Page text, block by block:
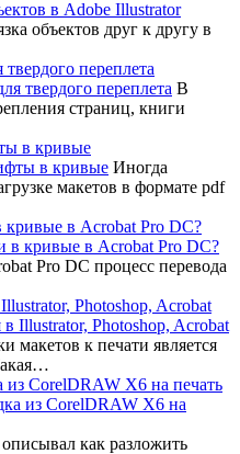
объектов друг к другу в
переплета
В
страниц, книги
в кривые
Иногда
макетов в формате pdf
кривые в Acrobat Pro DC?
Pro DC процесс перевода
Photoshop, Acrobat
макетов к печати является
из CorelDRAW X6 на печать
как разложить